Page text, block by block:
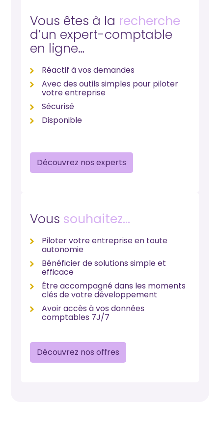
Vous êtes à la recherche
d’un expert-comptable
en ligne…
Réactif à vos demandes
Avec des outils simples pour piloter
votre entreprise
Sécurisé
Disponible
Découvrez nos experts
Vous souhaitez…
Piloter votre entreprise en toute
autonomie
Bénéficier de solutions simple et
efficace
Être accompagné dans les moments
clés de votre développement
Avoir accès à vos données
comptables 7J/7
Découvrez nos offres